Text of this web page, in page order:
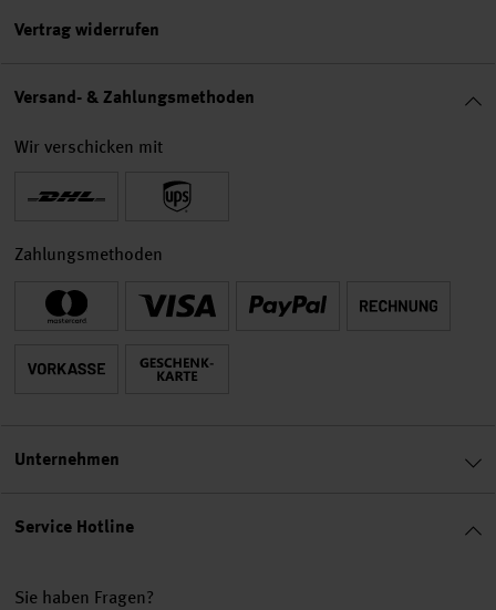
Service Hotline
Sie haben Fragen?
Vertrag widerrufen
Versand- & Zahlungsmethoden
Wir verschicken mit
Zahlungsmethoden
Unternehmen